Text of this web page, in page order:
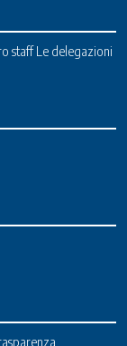
staff Le delegazioni